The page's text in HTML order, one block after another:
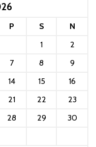
P S
N
1
2
7 8
9
14 15
16
21 22
23
28 29
30